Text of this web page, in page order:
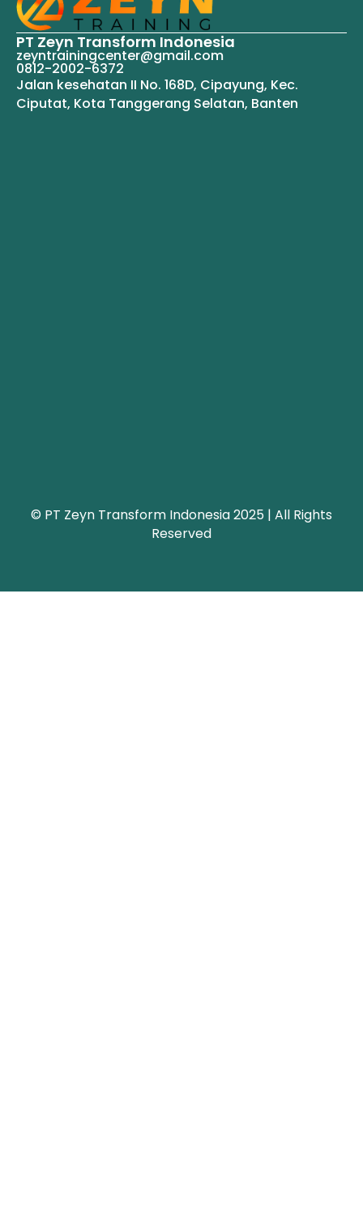
PT Zeyn Transform Indonesia
zeyntrainingcenter@gmail.com
0812-2002-6372
Jalan kesehatan II No. 168D, Cipayung, Kec.
Ciputat, Kota Tanggerang Selatan, Banten
© PT Zeyn Transform Indonesia 2025 | All Rights
Reserved